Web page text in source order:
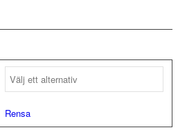
Rensa